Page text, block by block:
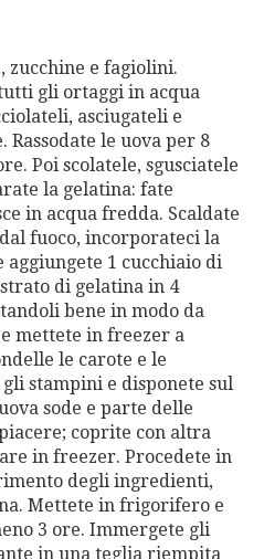
zucchine e fagiolini.
gli ortaggi in acqua
asciugateli e
le uova per 8
Poi scolatele, sgusciatele
la gelatina: fate
in acqua fredda. Scaldate
fuoco, incorporateci la
aggiungete 1 cucchiaio di
di gelatina in 4
bene in modo da
mettete in freezer a
le carote e le
stampini e disponete sul
sode e parte delle
coprite con altra
in freezer. Procedete in
degli ingredienti,
Mettete in frigorifero e
3 ore. Immergete gli
in una teglia riempita